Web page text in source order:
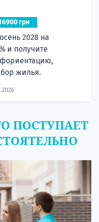
грн
2028 на
и получите
жилья.
ПОСТУПАЕТ